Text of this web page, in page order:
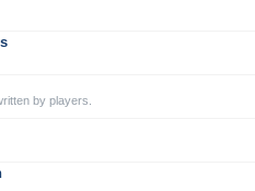
by players.